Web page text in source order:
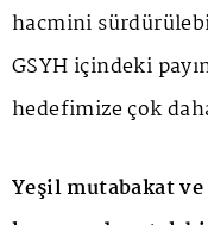
hacmini
GSYH içindeki
hedefimize çok
Yeşil mutabakat